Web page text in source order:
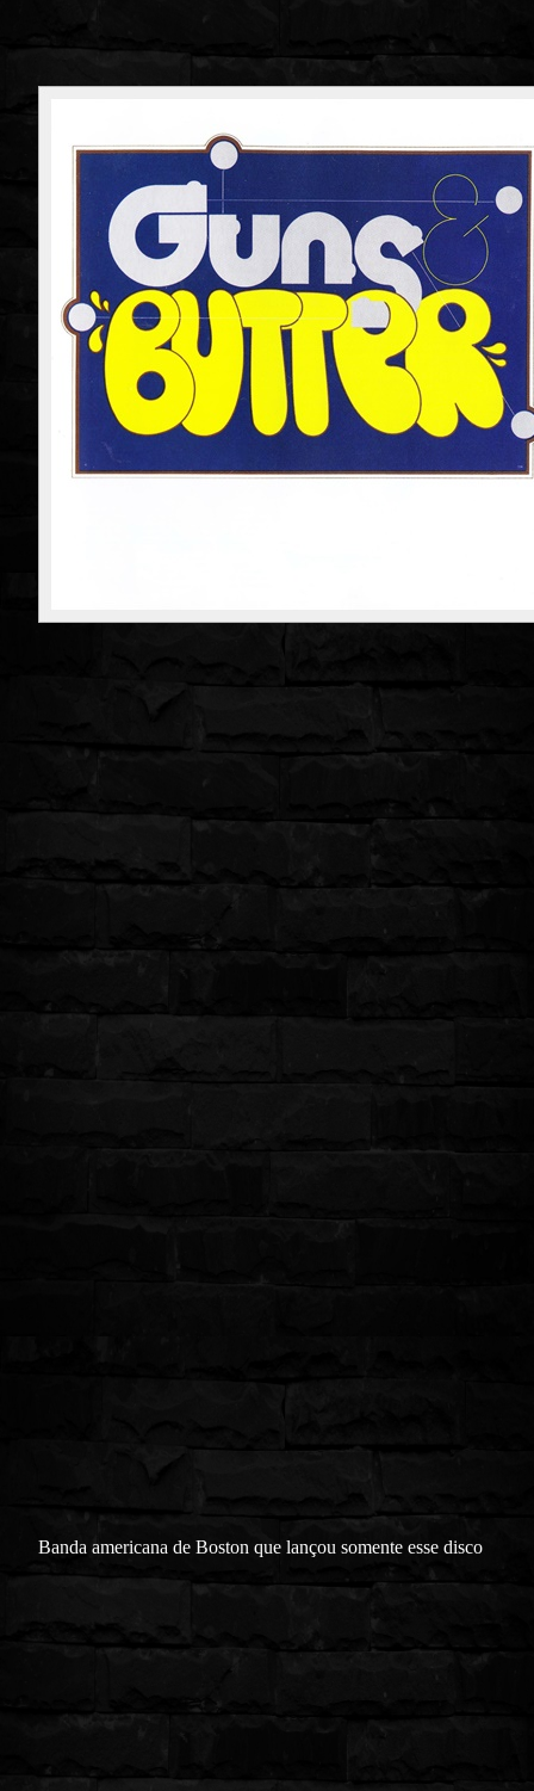
Banda americana de Boston que lançou somente esse disco